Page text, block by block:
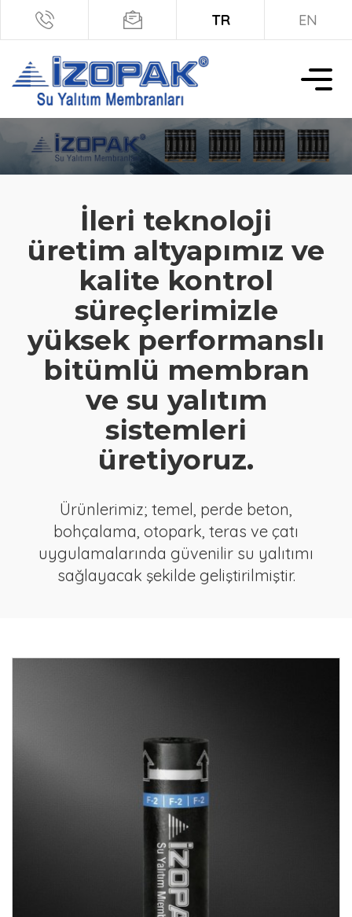
TR EN
İleri teknoloji
üretim altyapımız ve
kalite kontrol
süreçlerimizle
yüksek performanslı
bitümlü membran
ve su yalıtım
sistemleri
üretiyoruz.
Ürünlerimiz; temel, perde beton,
bohçalama, otopark, teras ve çatı
uygulamalarında güvenilir su yalıtımı
sağlayacak şekilde geliştirilmiştir.